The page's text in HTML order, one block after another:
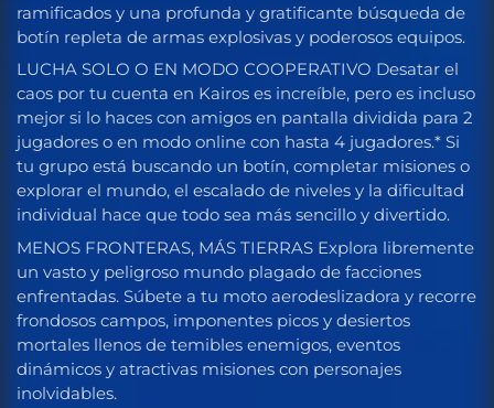
ramificados y una profunda y gratificante búsqueda de
botín repleta de armas explosivas y poderosos equipos.
LUCHA SOLO O EN MODO COOPERATIVO Desatar el
caos por tu cuenta en Kairos es increíble, pero es incluso
mejor si lo haces con amigos en pantalla dividida para 2
jugadores o en modo online con hasta 4 jugadores.* Si
tu grupo está buscando un botín, completar misiones o
explorar el mundo, el escalado de niveles y la dificultad
individual hace que todo sea más sencillo y divertido.
MENOS FRONTERAS, MÁS TIERRAS Explora libremente
un vasto y peligroso mundo plagado de facciones
enfrentadas. Súbete a tu moto aerodeslizadora y recorre
frondosos campos, imponentes picos y desiertos
mortales llenos de temibles enemigos, eventos
dinámicos y atractivas misiones con personajes
inolvidables.